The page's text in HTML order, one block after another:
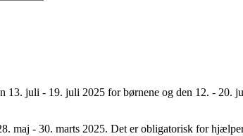
13. juli - 19. juli 2025 for børnene og den 12. - 20.
maj - 30. marts 2025. Det er obligatorisk for